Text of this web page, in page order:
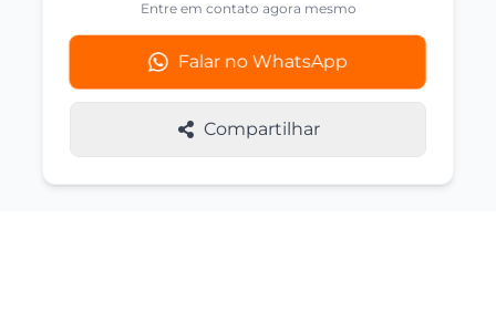
Entre em contato agora mesmo
Falar no WhatsApp
Compartilhar